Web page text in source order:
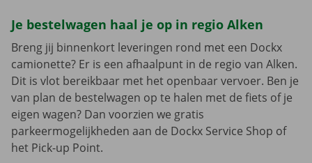
Je bestelwagen haal je op in regio Alken
Breng jij binnenkort leveringen rond met een Dockx
camionette? Er is een afhaalpunt in de regio van Alken.
Dit is vlot bereikbaar met het openbaar vervoer. Ben je
van plan de bestelwagen op te halen met de fiets of je
eigen wagen? Dan voorzien we gratis
parkeermogelijkheden aan de Dockx Service Shop of
het Pick-up Point.